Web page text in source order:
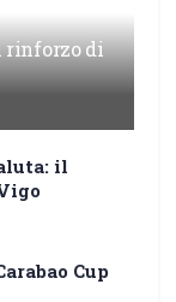
rinforzo di
il
Cup